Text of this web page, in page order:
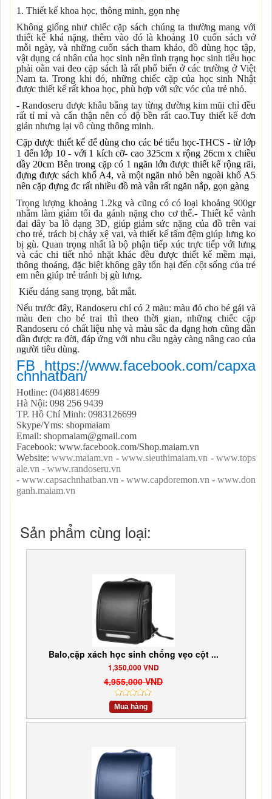
1. Thiết kế khoa học, thông minh, gọn nhẹ
Không giống như chiếc cặp sách chúng ta thường mang với
thiết kế khá nặng, thêm vào đó là khoảng 10 cuốn sách vở
mỗi ngày, và những cuốn sách tham khảo, đồ dùng học tập,
vật dụng cá nhân của học sinh nên tình trạng học sinh tiểu học
phải oằn vai đeo cặp sách là rất phổ biến ở các trường ở Việt
Nam ta. Trong khi đó, những chiếc cặp của học sinh Nhật
được thiết kế rất khoa học, phù hợp với sức vóc của trẻ nhỏ.
- Randoseru được khâu bằng tay từng đường kim mũi chỉ đều
rất tỉ mỉ và cẩn thận nên có độ bền rất cao.Tuy thiết kế đơn
giản nhưng lại vô cùng thông minh.
Cặp được thiết kế để dùng cho các bé tiểu học-THCS - từ lớp
1 đến lớp 10 - với 1 kích cỡ- cao 325cm x rộng 26cm x chiều
dầy 20cm Bên trong cặp có 1 ngăn lớn được thiết kế rộng rãi,
đựng được sách khổ A4, và một ngăn nhỏ bên ngoài khổ A5
nên cặp đựng đc rất nhiều đồ mà vẫn rất ngăn nắp, gọn gàng
Trọng lượng khoảng 1.2kg và cũng có có loại khoảng 900gr
nhằm làm giảm tối đa gánh nặng cho cơ thể.- Thiết kế vành
đai dây ba lô dạng 3D, giúp giảm sức nặng của đồ trên vai
cho trẻ, trách bị chảy xệ vai, và thiết kế tấm đệm giúp lưng ko
bị gù. Quan trọng nhất là bộ phận tiếp xúc trực tiếp với lưng
và các chi tiết nhỏ nhặt khác đều được thiết kế mềm mại,
thông thoáng, đặc biệt không gây tổn hại đến cột sống của trẻ
em nên giúp trẻ tránh bị gù lưng.
Kiểu dáng sang trọng, bắt mắt.
Nếu trước đây, Randoseru chỉ có 2 màu: màu đỏ cho bé gái và
màu đen cho bé trai thì theo thời gian, những chiếc cặp
Randoseru có chất liệu nhẹ và màu sắc đa dạng hơn cũng dần
dần được ra đời, đáp ứng với nhu cầu ngày càng nâng cao của
người tiêu dùng.
FB https://www.facebook.com/capxa
chnhatban/
Hotline: (04)8814699
Hà Nội: 098 256 9439
TP. Hồ Chí Minh: 0983126699
Skype/Yms: shopmaiam
Email: shopmaiam@gmail.com
Facebook: www.facebook.com/Shop.maiam.vn
Website:www.maiam.vn -www.sieuthimaiam.vn -www.tops
ale.vn - www.randoseru.vn
- www.capsachnhatban.vn - www.capdoremon.vn - www.don
ganh.maiam.vn
Sản phẩm cùng loại:
Balo,cặp xách học sinh chống vẹo cột ...
1,350,000 VND
4,955,000 VND
Mua hàng